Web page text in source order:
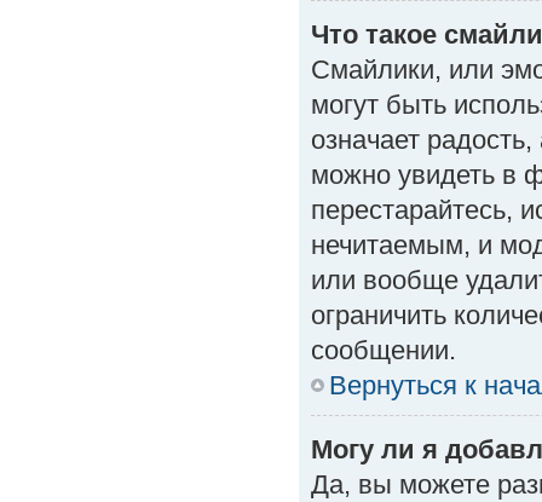
Что такое
Смайлики, или
могут быть
означает
можно увидеть в
перестарайтесь,
нечитаемым, и
или вообще
ограничить
сообщении.
Вернуться к
Могу ли я
Да, вы можете